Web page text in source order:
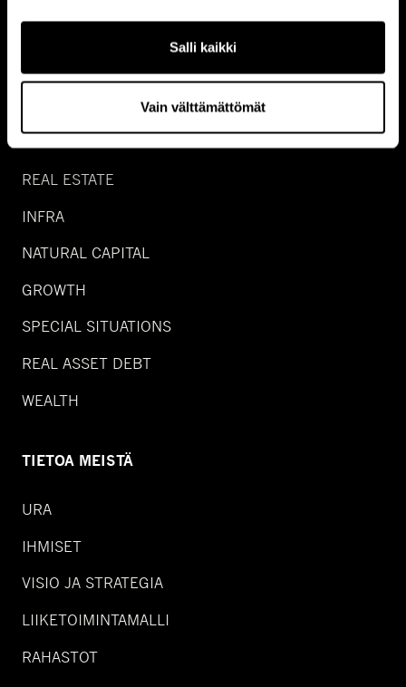
Salli kaikki
Vain välttämättömät
SIJOITUSALUEET
REAL ESTATE
INFRA
NATURAL CAPITAL
GROWTH
SPECIAL SITUATIONS
REAL ASSET DEBT
WEALTH
TIETOA MEISTÄ
URA
IHMISET
VISIO JA STRATEGIA
LIIKETOIMINTAMALLI
RAHASTOT